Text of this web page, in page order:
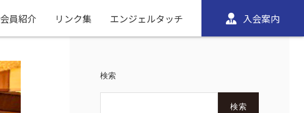
会員紹介 リンク集 エンジェルタッチ 入会案内
検索
検索